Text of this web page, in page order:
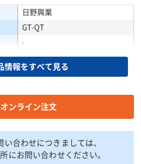
日野興業
GT-QT
-
1209
910
1262
910
2156
103
情報をすべて見る
オンライン注文
い合わせにつきましては、
にお問い合わせください。